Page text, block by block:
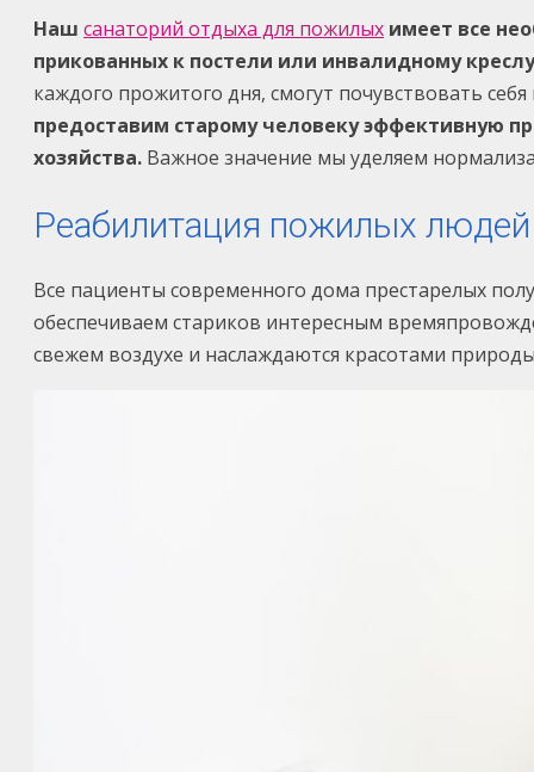
Наш санаторий отдыха для пожилых имеет все
прикованных к постели или инвалидному креслу
каждого прожитого дня, смогут почувствовать
предоставим старому человеку эффективную
хозяйства. Важное значение мы уделяем
Реабилитация пожилых людей
Все пациенты современного дома престарелых
обеспечиваем стариков интересным
свежем воздухе и наслаждаются красотами